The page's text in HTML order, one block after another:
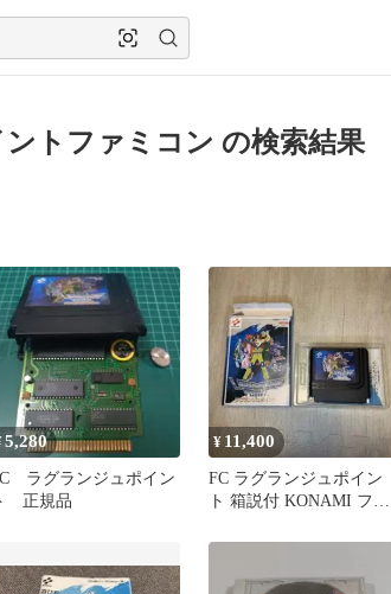
トファミコン の検索結果
5,280
ラグランジュポイン
正規品
¥ 11,400
FC ラグランジュポイン
ト 箱説付 KONAMI ファ